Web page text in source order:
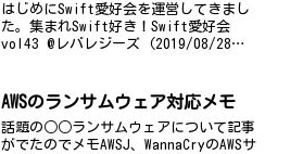
はじめにSwift愛好会を運営してきまし
た。集まれSwift好き！Swift愛好会
vol43 @レバレジーズ (2019/08/28
て、ビール片手...
AWSのランサムウェア対応メモ
話題の○○ランサムウェアについて記事
がでたのでメモAWSJ、WannaCryのAWSサ